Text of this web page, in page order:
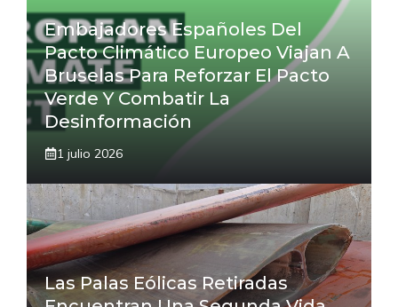
Embajadores Españoles Del
Pacto Climático Europeo Viajan A
Bruselas Para Reforzar El Pacto
Verde Y Combatir La
Desinformación
1 julio 2026
Las Palas Eólicas Retiradas